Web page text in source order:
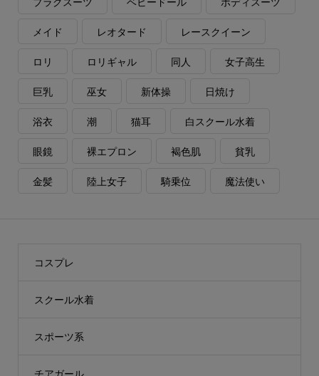
メイド レオタード レースクイーン
ロリ ロリギャル 同人 女子高生
巨乳 巫女 新体操 日焼け
浴衣 潮 猫耳 白スクール水着
眼鏡 裸エプロン 褐色肌 貧乳
金髪 陸上女子 騎乗位 魔法使い
コスプレ
スクール水着
スポーツ系
チアガール